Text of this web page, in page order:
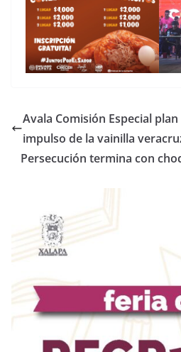
Avala Comisión Especial
impulso de la vainilla
Persecución termina con